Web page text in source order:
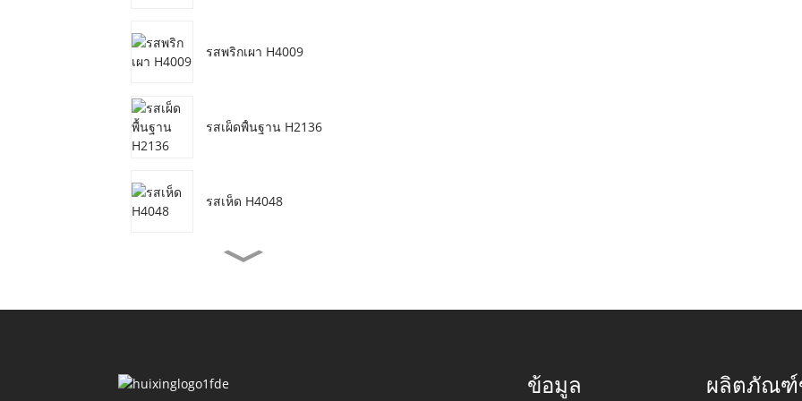
รสพริกเผา H4009
รสเผ็ดพื้นฐาน H2136
รสเห็ด H4048
ข้อมูล ผลิตภัณฑ์